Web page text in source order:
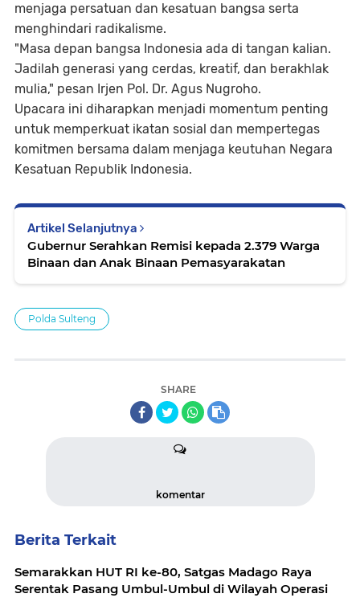
menjaga persatuan dan kesatuan bangsa serta
menghindari radikalisme.
"Masa depan bangsa Indonesia ada di tangan kalian.
Jadilah generasi yang cerdas, kreatif, dan berakhlak
mulia," pesan Irjen Pol. Dr. Agus Nugroho.
Upacara ini diharapkan menjadi momentum penting
untuk memperkuat ikatan sosial dan mempertegas
komitmen bersama dalam menjaga keutuhan Negara
Kesatuan Republik Indonesia.
Artikel Selanjutnya
Gubernur Serahkan Remisi kepada 2.379 Warga
Binaan dan Anak Binaan Pemasyarakatan
Polda Sulteng
SHARE
komentar
Berita Terkait
Semarakkan HUT RI ke-80, Satgas Madago Raya
Serentak Pasang Umbul-Umbul di Wilayah Operasi